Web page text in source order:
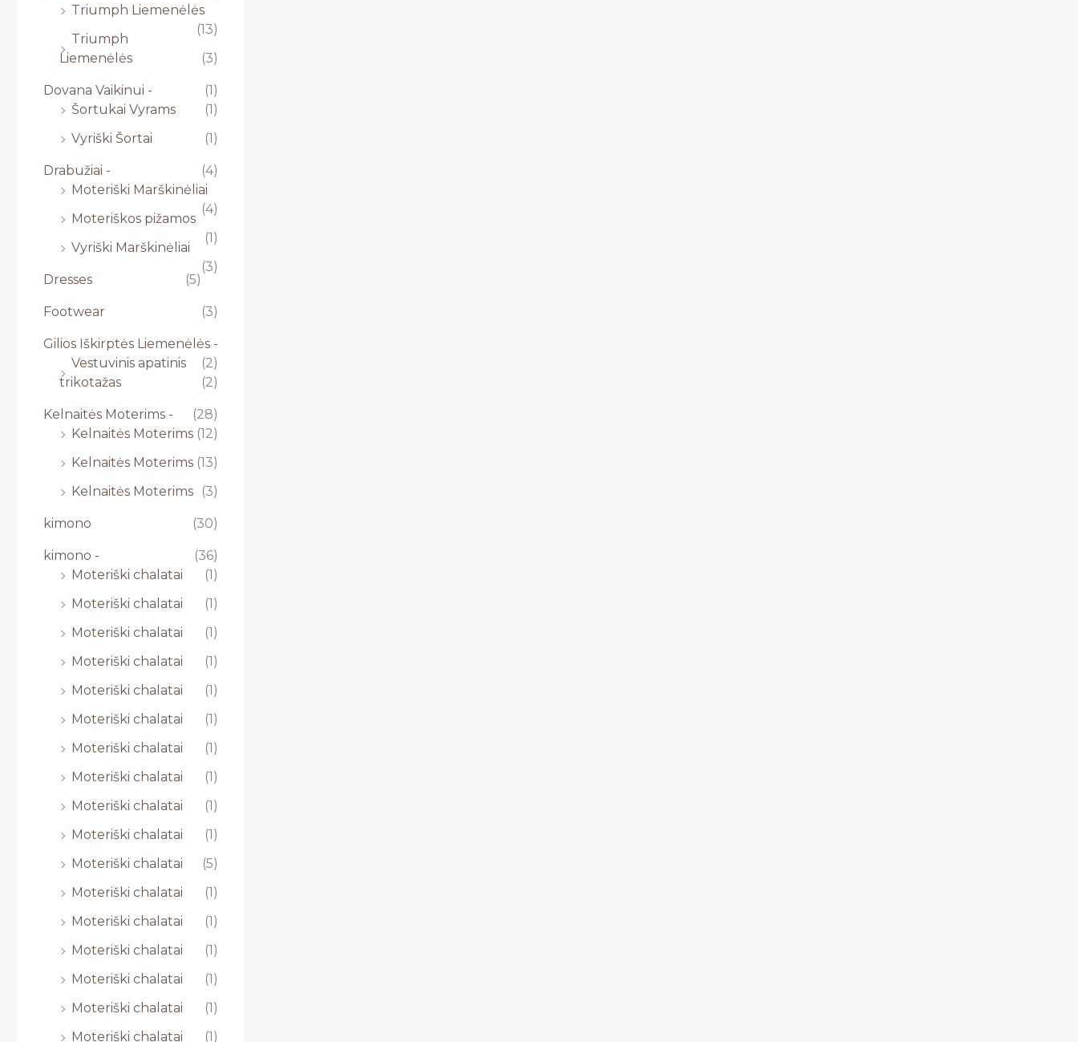
Triumph Liemenėlės
(13)
Triumph
Liemenėlės
(3)
Dovana Vaikinui -
(1)
Šortukai Vyrams
(1)
Vyriški Šortai
(1)
Drabužiai -
(4)
Moteriški Marškinėliai
(4)
Moteriškos pižamos
(1)
Vyriški Marškinėliai
(3)
Dresses
(5)
Footwear (3)
Gilios Iškirptės Liemenėlės -
(2)
Vestuvinis apatinis
trikotažas
(2)
Kelnaitės Moterims -
(28)
Kelnaitės Moterims (12)
Kelnaitės Moterims (13)
Kelnaitės Moterims
(3)
kimono (30)
kimono -
(36)
Moteriški chalatai
(1)
Moteriški chalatai
(1)
Moteriški chalatai
(1)
Moteriški chalatai
(1)
Moteriški chalatai
(1)
Moteriški chalatai
(1)
Moteriški chalatai
(1)
Moteriški chalatai
(1)
Moteriški chalatai
(1)
Moteriški chalatai
(1)
Moteriški chalatai
(5)
Moteriški chalatai
(1)
Moteriški chalatai
(1)
Moteriški chalatai
(1)
Moteriški chalatai
(1)
Moteriški chalatai
(1)
Moteriški chalatai
(1)